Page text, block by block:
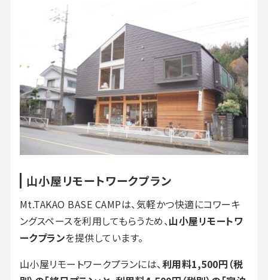
山小屋リモートワークプラン
Mt.TAKAO BASE CAMPは、気軽かつ快適にコワーキ
ングスペースを利用してもらうため、山小屋リモートワ
ークプランを提供しています。
山小屋リモートワークプランには、利用料1,500円（税